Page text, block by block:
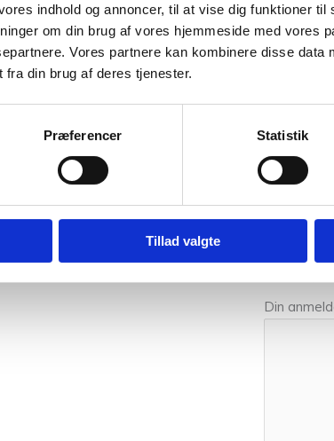
indhold og annoncer, til at vise dig funktioner til
om din brug af vores hjemmeside med vores
Vores partnere kan kombinere disse data
din brug af deres tjenester.
Præferencer Statistik
Tillad valgte
vores andre ekslusive garner fra Tante Grøn
farver. Så hvis du vil have syn for sagen og
sikker vej med dine fremtidige strikkeeventyr.
Vær
Din e-
Din